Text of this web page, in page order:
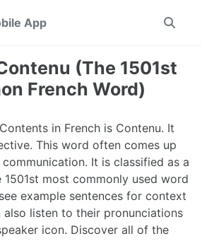
App
Toggle
(The 1501st
French Word)
in French is Contenu. It
This word often comes up
It is classified as a
most commonly used word
example sentences for context
also listen to their pronunciations
icon. Discover all of the